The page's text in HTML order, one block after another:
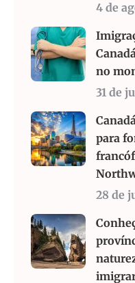
4 de
no
31 de
para
28 de